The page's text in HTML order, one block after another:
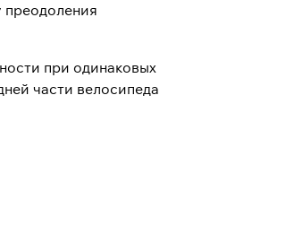
преодоления
при одинаковых
части велосипеда